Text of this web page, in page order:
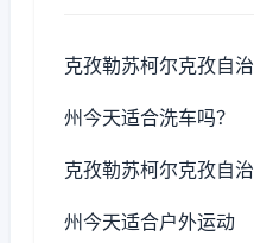
克孜勒苏柯尔克孜自治
州今天适合洗车吗？
克孜勒苏柯尔克孜自治
州今天适合户外运动